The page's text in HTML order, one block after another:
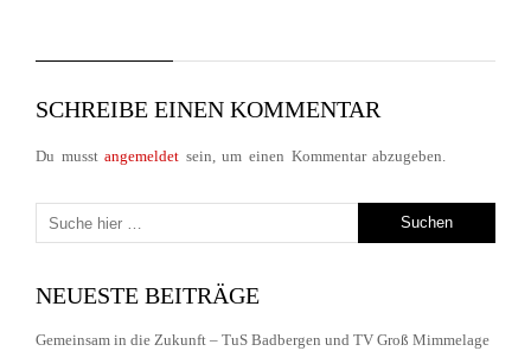
SCHREIBE EINEN KOMMENTAR
Du musstangemeldet sein, um einen Kommentar abzugeben.
NEUESTE BEITRÄGE
Gemeinsam in die Zukunft – TuS Badbergen und TV Groß Mimmelage